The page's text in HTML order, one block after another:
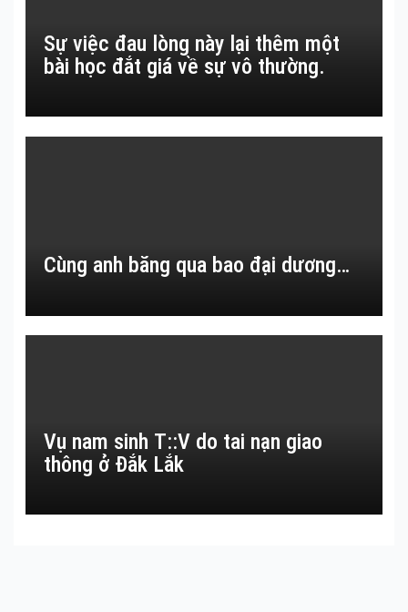
Sự việc đau lòng này lại thêm một
bài học đắt giá về sự vô thường.
Cùng anh băng qua bao đại dương…
Vụ nam sinh T::V do tai nạn giao
thông ở Đắk Lắk